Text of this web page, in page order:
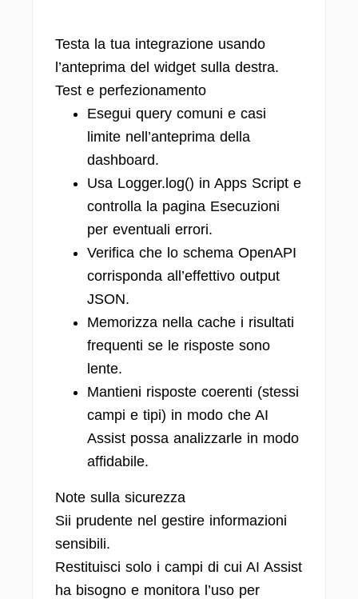
Testa la tua integrazione usando
l’anteprima del widget sulla destra.
Test e perfezionamento
Esegui query comuni e casi
limite nell’anteprima della
dashboard.
Usa Logger.log() in Apps Script e
controlla la pagina Esecuzioni
per eventuali errori.
Verifica che lo schema OpenAPI
corrisponda all’effettivo output
JSON.
Memorizza nella cache i risultati
frequenti se le risposte sono
lente.
Mantieni risposte coerenti (stessi
campi e tipi) in modo che AI
Assist possa analizzarle in modo
affidabile.
Note sulla sicurezza
Sii prudente nel gestire informazioni
sensibili.
Restituisci solo i campi di cui AI Assist
ha bisogno e monitora l’uso per